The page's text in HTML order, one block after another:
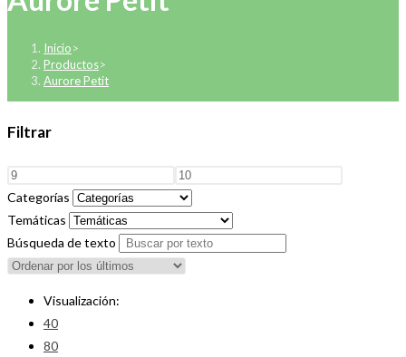
Inicio>
Productos>
Aurore Petit
Filtrar
Categorías
Temáticas
Búsqueda de texto
Visualización:
40
80